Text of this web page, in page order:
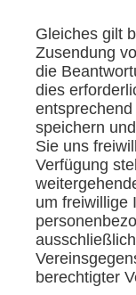
Gleiches gilt
Zusendung
die
dies
speichern
Sie uns
Verfügung
um freiwillige
berechtigter